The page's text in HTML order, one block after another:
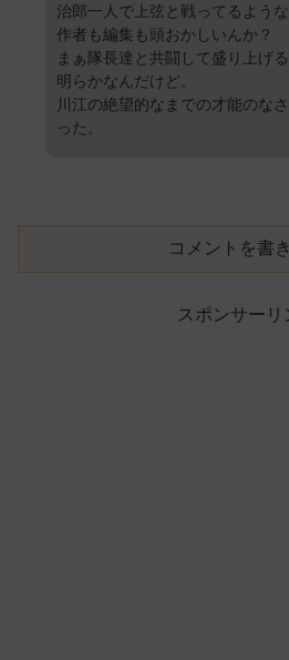
治郎一人で上弦と戦ってるような
作者も編集も頭おかしいんか？
まぁ隊長達と共闘して盛り上げ
明らかなんだけど。
川江の絶望的なまでの才能のな
った。
コメントを書
スポンサーリ